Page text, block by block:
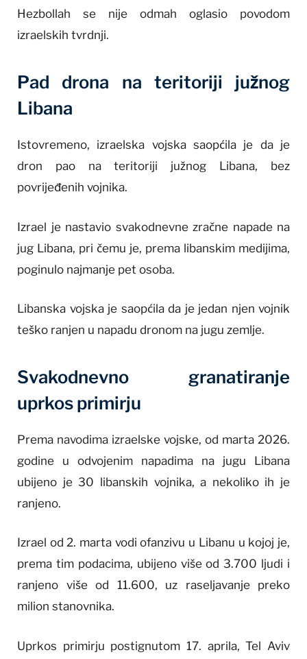
Hezbollah se nije odmah oglasio povodom
izraelskih tvrdnji.
Pad drona na teritoriji južnog
Libana
Istovremeno, izraelska vojska saopćila je da je
dron pao na teritoriji južnog Libana, bez
povrijeđenih vojnika.
Izrael je nastavio svakodnevne zračne napade na
jug Libana, pri čemu je, prema libanskim medijima,
poginulo najmanje pet osoba.
Libanska vojska je saopćila da je jedan njen vojnik
teško ranjen u napadu dronom na jugu zemlje.
Svakodnevno granatiranje
uprkos primirju
Prema navodima izraelske vojske, od marta 2026.
godine u odvojenim napadima na jugu Libana
ubijeno je 30 libanskih vojnika, a nekoliko ih je
ranjeno.
Izrael od 2. marta vodi ofanzivu u Libanu u kojoj je,
prema tim podacima, ubijeno više od 3.700 ljudi i
ranjeno više od 11.600, uz raseljavanje preko
milion stanovnika.
Uprkos primirju postignutom 17. aprila, Tel Aviv